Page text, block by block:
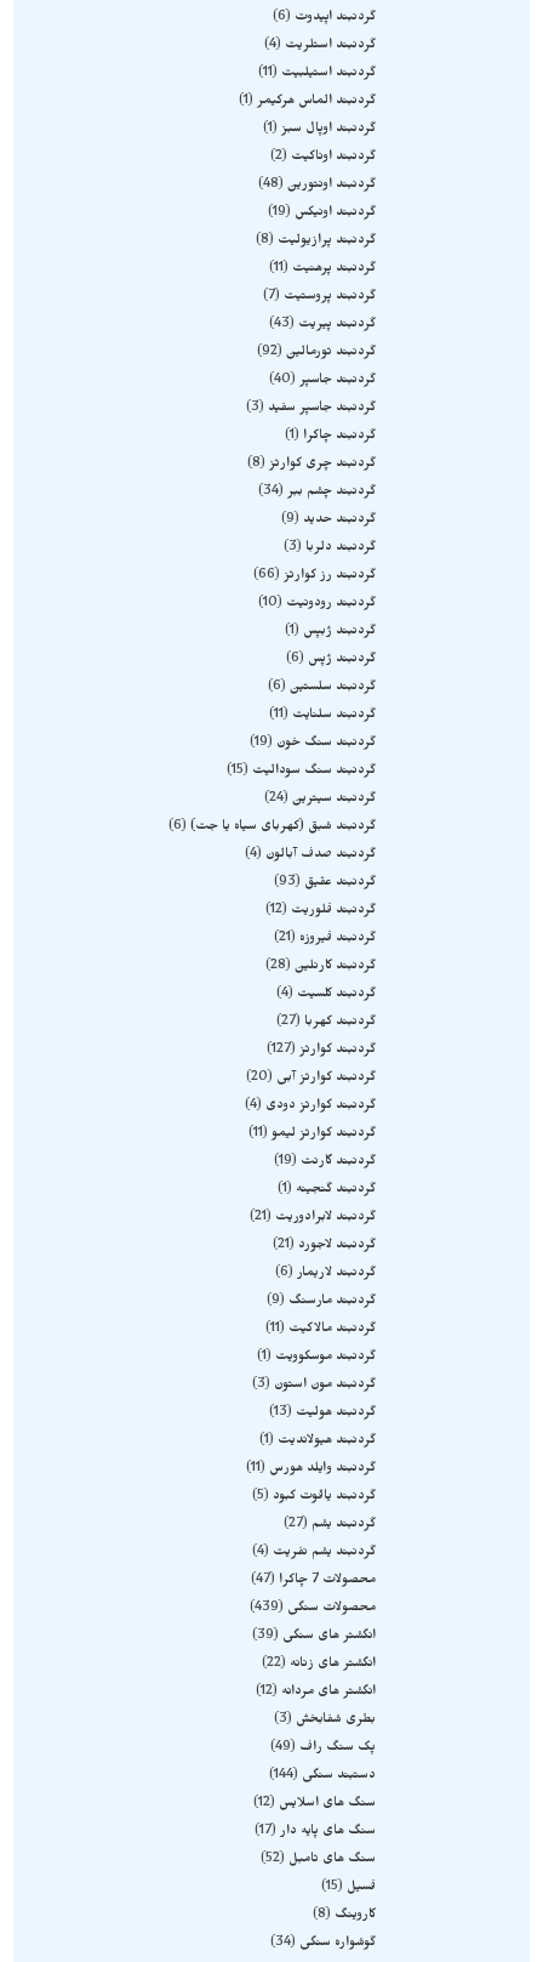
گردنبند اپیدوت
6
گردنبند استلریت
4
گردنبند استیلبیت
11
گردنبند الماس هرکیمر 1
گردنبند اوپال سبز 1
گردنبند اوناکیت
2
گردنبند اونتورین 48
گردنبند اونیکس
19
گردنبند پرازیولیت
8
گردنبند پرهنیت
11
گردنبند پروستیت
7
گردنبند پیریت
43
گردنبند تورمالین 92
گردنبند جاسپر 40
گردنبند جاسپر سفید
3
گردنبند چاکرا
1
گردنبند چری کوارتز 8
گردنبند چشم ببر 34
گردنبند حدید
9
گردنبند دلربا
3
گردنبند رز کوارتز 66
گردنبند رودونیت
10
گردنبند ژبپس
1
گردنبند ژپس
6
گردنبند سلستین 6
گردنبند سلنایت
11
گردنبند سنگ خون
19
گردنبند سنگ سودالیت
15
گردنبند سیترین 24
گردنبند شبق (کهربای سیاه یا جت) 6
گردنبند صدف آبالون
4
گردنبند عقیق
93
گردنبند فلوریت
12
گردنبند فیروزه
21
گردنبند کارنلین 28
گردنبند کلسیت
4
گردنبند کهربا
27
گردنبند کوارتز 127
گردنبند کوارتز آبی
20
گردنبند کوارتز دودی
4
گردنبند کوارتز لیمو 11
گردنبند گارنت
19
گردنبند گنجینه
1
گردنبند لابرادوریت
21
گردنبند لاجورد
21
گردنبند لاریمار 6
گردنبند مارسنگ
9
گردنبند مالاکیت
11
گردنبند موسکوویت
1
گردنبند مون استون
3
گردنبند هولیت
13
گردنبند هیولاندیت
1
گردنبند وایلد هورس
11
گردنبند یاقوت کبود
5
گردنبند یشم
27
گردنبند یشم نفریت
4
محصولات 7 چاکرا
47
محصولات سنگی
439
انگشتر های سنگی
39
انگشتر های زنانه
22
انگشتر های مردانه
12
بطری شفابخش
3
پک سنگ راف
49
دستبند سنگی
144
سنگ های اسلایس
12
سنگ های پایه دار 17
سنگ های تامبل
52
فسیل
15
کاروینگ
8
گوشواره سنگی
34